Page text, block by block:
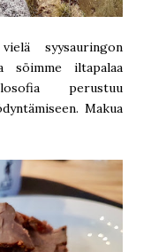
syysauringon
söimme iltapalaa
perustuu
Makua